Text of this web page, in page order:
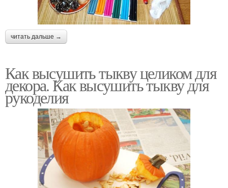
читать дальше →
Как высушить тыкву целиком для
декора. Как высушить тыкву для
рукоделия